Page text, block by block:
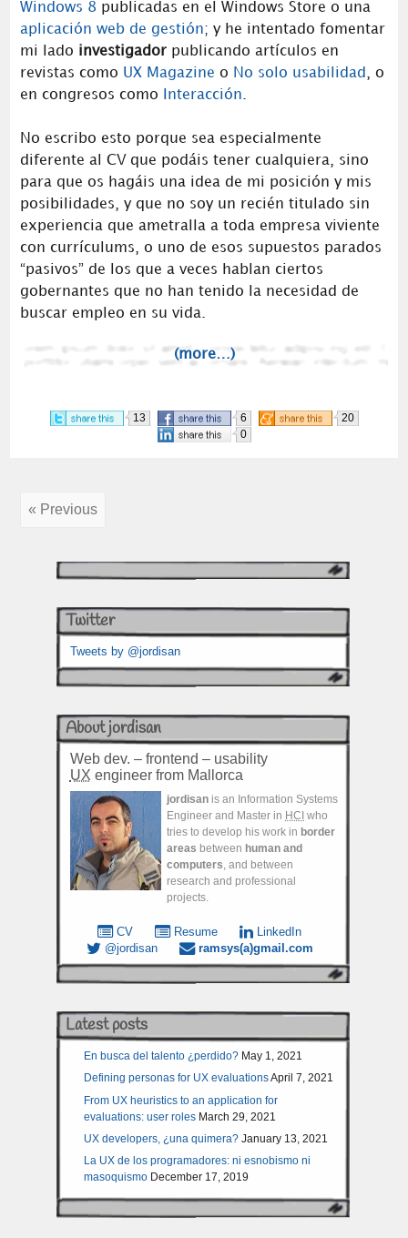
Windows 8 publicadas en el Windows Store o una
aplicación web de gestión; y he intentado fomentar
mi lado investigadorpublicando artículos en
revistas como UX Magazine o No solo usabilidad , o
en congresos como
Interacción.
No escribo esto porque sea especialmente
diferente al CV que podáis tener cualquiera, sino
para que os hagáis una idea de mi posición y mis
posibilidades, y que no soy un recién titulado sin
experiencia que ametralla a toda empresa viviente
con currículums, o uno de esos supuestos parados
“pasivos” de los que a veces hablan ciertos
gobernantes que no han tenido la necesidad de
buscar empleo en su vida.
(more…)
13 6
20
0
« Previous
Twitter
Tweets by @jordisan
About jordisan
Web dev. – frontend – usability
UX engineer from Mallorca
jordisan is an Information Systems
Engineer and Master in HCI who
tries to develop his work in border
areas between human and
computers , and between
research and professional
projects.
CV Resume
LinkedIn
@jordisan
ramsys(a)gmail.com
Latest posts
En busca del talento ¿perdido? May 1, 2021
Defining personas for UX evaluationsApril 7, 2021
From UX heuristics to an application for
evaluations: user roles March 29, 2021
UX developers, ¿una quimera? January 13, 2021
La UX de los programadores: ni esnobismo ni
masoquismo December 17, 2019